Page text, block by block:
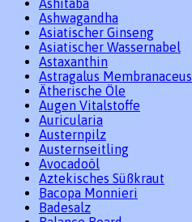
Ashitaba
Ashwagandha
Asiatischer Ginseng
Asiatischer Wassernabel
Astaxanthin
Astragalus Membranaceus
Ätherische Öle
Augen Vitalstoffe
Auricularia
Austernpilz
Austernseitling
Avocadoöl
Aztekisches Süßkraut
Bacopa Monnieri
Badesalz